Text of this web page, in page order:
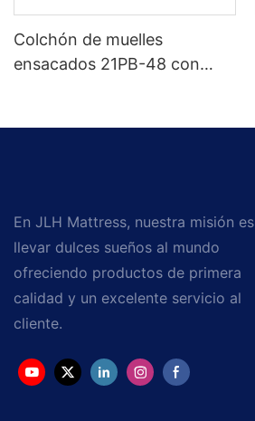
Colchón de muelles
ensacados 21PB-48 con
En JLH Mattress, nuestra misión es
llevar dulces sueños al mundo
ofreciendo productos de primera
calidad y un excelente servicio al
cliente.